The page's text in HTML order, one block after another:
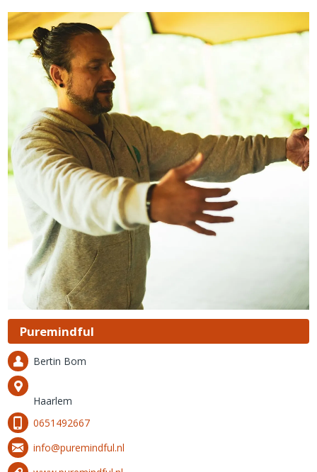
Puremindful
Bertin Bom
Haarlem
0651492667
info@puremindful.nl